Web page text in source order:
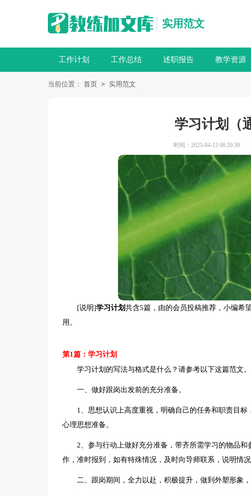
实用范文
工作计划 工作总结 述职报告 教学资源
当前位置： 首页 > 实用范文
学习计划（
时间：2025-04-12 08:20:39
[说明]学习计划共含5篇，由的会员投稿推荐，小编希
用。
第1篇：学习计划
学习计划的写法与格式是什么？请参考以下这篇范文。
一、做好跟岗出发前的充分准备。
1、思想认识上高度重视，明确自己的任务和职责目
心理思想准备。
2、参与行动上做好充分准备，带齐所需学习的物品
作，准时报到，如有特殊情况，及时向导师联系，说明情况
二、跟岗期间，全力以赴，积极提升，做到外塑形象